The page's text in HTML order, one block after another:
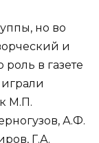
но во
и
в газете
М.П.
А.Ф.
Г.А.